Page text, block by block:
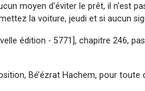
moyen d'éviter le prêt, il n'est
la voiture, jeudi et si aucun
édition - 5771], chapitre 246,
Bé’ézrat Hachem, pour toute